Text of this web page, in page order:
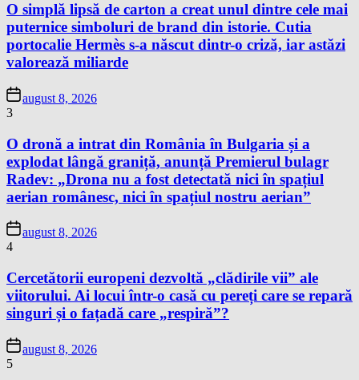
O simplă lipsă de carton a creat unul dintre cele mai
puternice simboluri de brand din istorie. Cutia
portocalie Hermès s-a născut dintr-o criză, iar astăzi
valorează miliarde
august 8, 2026
3
O dronă a intrat din România în Bulgaria și a
explodat lângă graniță, anunță Premierul bulagr
Radev: „Drona nu a fost detectată nici în spațiul
aerian românesc, nici în spațiul nostru aerian”
august 8, 2026
4
Cercetătorii europeni dezvoltă „clădirile vii” ale
viitorului. Ai locui într-o casă cu pereți care se repară
singuri și o fațadă care „respiră”?
august 8, 2026
5